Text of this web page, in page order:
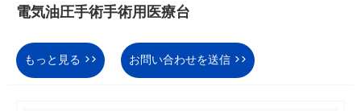
電気油圧手術手術用医療台
もっと見る >> お問い合わせを送信 >>